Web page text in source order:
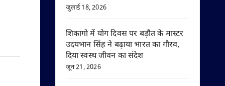
जुलाई 18, 2026
शिकागो में योग दिवस पर बड़ौत के मास्टर
उदयभान सिंह ने बढ़ाया भारत का गौरव,
दिया स्वस्थ जीवन का संदेश
जून 21, 2026